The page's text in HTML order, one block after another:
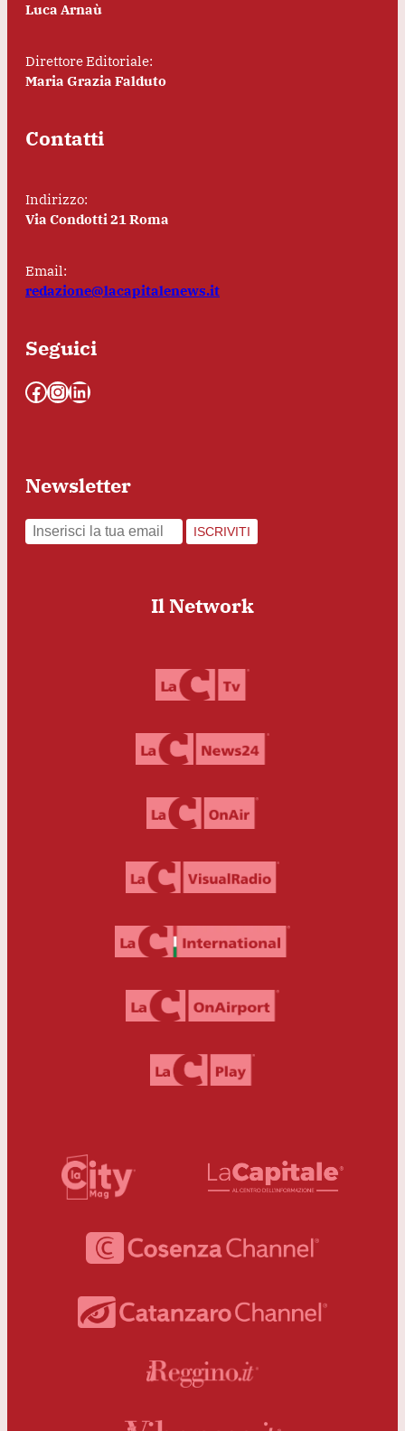
Luca Arnaù
Direttore Editoriale:
Maria Grazia Falduto
Contatti
Indirizzo:
Via Condotti 21 Roma
Email:
redazione@lacapitalenews.it
Seguici
Facebook InstagramLinkedIn
Newsletter
ISCRIVITI
Il Network